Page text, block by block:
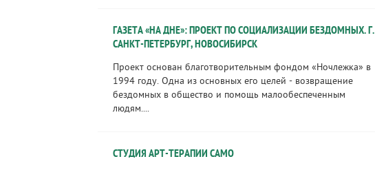
ГАЗЕТА «НА ДНЕ»: ПРОЕКТ ПО СОЦИАЛИЗАЦИИ БЕЗДОМНЫХ. Г.
САНКТ-ПЕТЕРБУРГ, НОВОСИБИРСК
Проект основан благотворительным фондом «Ночлежка» в
1994 году. Одна из основных его целей - возвращение
бездомных в общество и помощь малообеспеченным
людям....
СТУДИЯ АРТ-ТЕРАПИИ САМО